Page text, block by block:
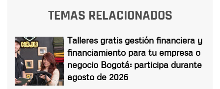
TEMAS RELACIONADOS
Talleres gratis gestión financiera y
financiamiento para tu empresa o
negocio Bogotá: participa durante
agosto de 2026